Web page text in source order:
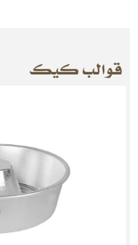
قوالب كيك